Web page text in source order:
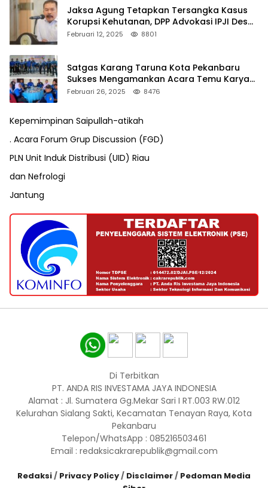
Jaksa Agung Tetapkan Tersangka Kasus
Korupsi Kehutanan, DPP Advokasi IPJI Desak
Pengusutan Pajak RAPP
Februari 12, 2025 8801
Satgas Karang Taruna Kota Pekanbaru
Sukses Mengamankan Acara Temu Karya
VII Karang Taruna Pekanbaru
Februari 26, 2025 8476
Kepemimpinan Saipullah-atikah
. Acara Forum Grup Discussion (FGD)
PLN Unit Induk Distribusi (UID) Riau
dan Nefrologi
Jantung
Di Terbitkan
PT. ANDA RIS INVESTAMA JAYA INDONESIA
Alamat : Jl. Sumatera Gg.Mekar Sari I RT.003 RW.012
Kelurahan Sialang Sakti, Kecamatan Tenayan Raya, Kota
Pekanbaru
Telepon/WhatsApp : 085216503461
Email : redaksicakrarepublik@gmail.com
Redaksi/ Privacy Policy/ Disclaimer/ Pedoman Media